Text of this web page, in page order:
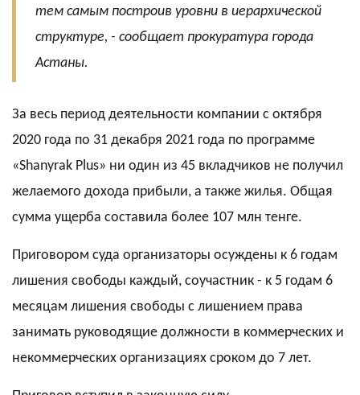
тем самым построив уровни в иерархической
структуре, - сообщает прокуратура города
Астаны.
За весь период деятельности компании с октября
2020 года по 31 декабря 2021 года по программе
«Shanyrak Plus» ни один из 45 вкладчиков не получил
желаемого дохода прибыли, а также жилья. Общая
сумма ущерба составила более 107 млн тенге.
Приговором суда организаторы осуждены к 6 годам
лишения свободы каждый, соучастник - к 5 годам 6
месяцам лишения свободы с лишением права
занимать руководящие должности в коммерческих и
некоммерческих организациях сроком до 7 лет.